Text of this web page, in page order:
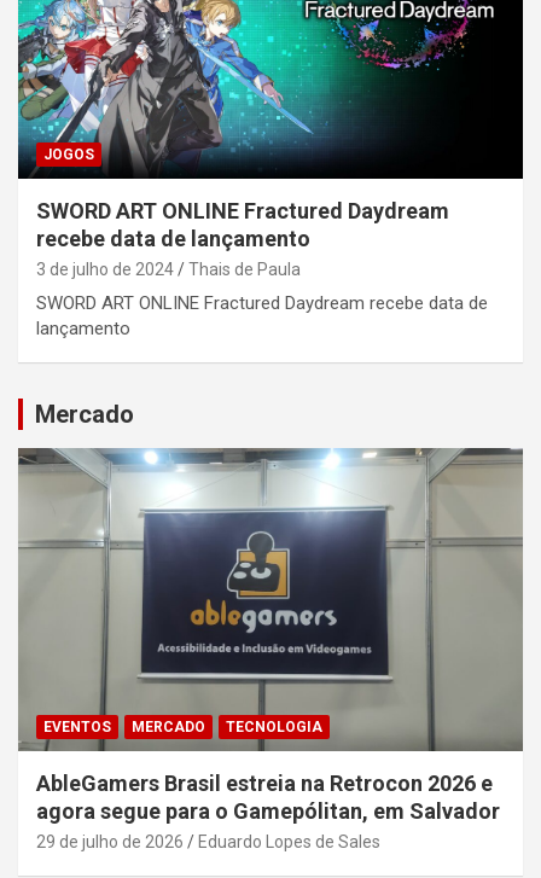
JOGOS
SWORD ART ONLINE Fractured Daydream
recebe data de lançamento
3 de julho de 2024 Thais de Paula
SWORD ART ONLINE Fractured Daydream recebe data de
lançamento
Mercado
EVENTOS MERCADO TECNOLOGIA
AbleGamers Brasil estreia na Retrocon 2026 e
agora segue para o Gamepólitan, em Salvador
29 de julho de 2026 Eduardo Lopes de Sales